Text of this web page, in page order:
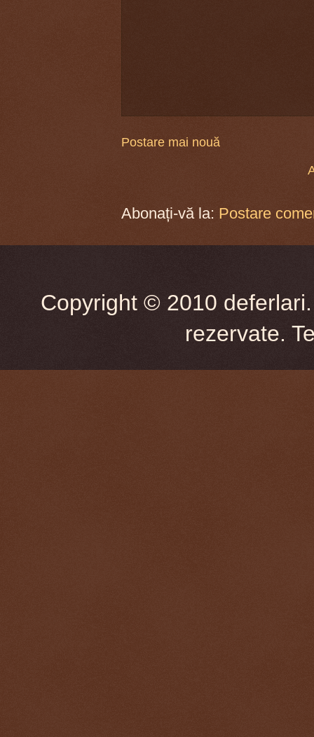
Postare mai nouă
Abonați-vă la: Postare
Copyright © 2010
rezervate.